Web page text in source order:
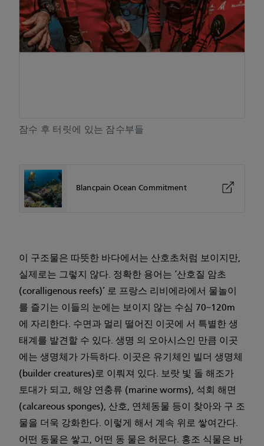
잠수 후 터릿에 있는 잠수부들
Blancpain Ocean Commitment
이 구조물은 따뜻한 바다에서는 산호초처럼 보이지만,
실제로는 그렇지 않다. 정확한 용어는 ‘산호질 암초
(coralligenous reefs)’ 로 프랑스 리비에라에서 물놀이
를 즐기는 이들의 눈에는 보이지 않는 수심 70~120m
에 자리한다. 수면과 멀리 떨어진 이곳에 서 특별한 생
태계를 발견할 수 있다. 생명 의 오아시스인 만큼 이곳
에는 생명체가 가득하다. 이곳은 유기체인 빌더 생명체
(builder creatures)로 이뤄져 있다. 보랏 빛 돌 해조가
토대가 되고, 해양 연충류 (marine worms), 석회 해면
(calcareous sponges), 산호, 연체동물 등이 찾아와 구 조
물을 더욱 강화한다. 이렇게 해서 계속 위로 쌓여간다.
어떤 동물은 쌓고, 어떤 동 물은 허문다. 홍조 식물은 바